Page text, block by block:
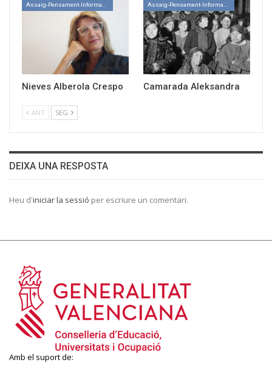
Assaig-Pensament-Informació
Nieves Alberola Crespo
Assaig-Pensament-Informació
Camarada Aleksandra
ANT SEG
DEIXA UNA RESPOSTA
Heu d'iniciar la sessió per escriure un comentari.
Amb el suport de: